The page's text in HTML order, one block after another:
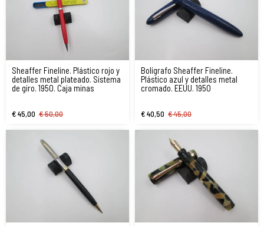
Sheaffer Fineline. Plástico rojo y
detalles metal plateado. Sistema
de giro. 1950. Caja minas
€ 45,00 € 50,00
Bolígrafo Sheaffer Fineline.
Plástico azul y detalles metal
cromado. EEUU. 1950
€ 40,50 € 45,00